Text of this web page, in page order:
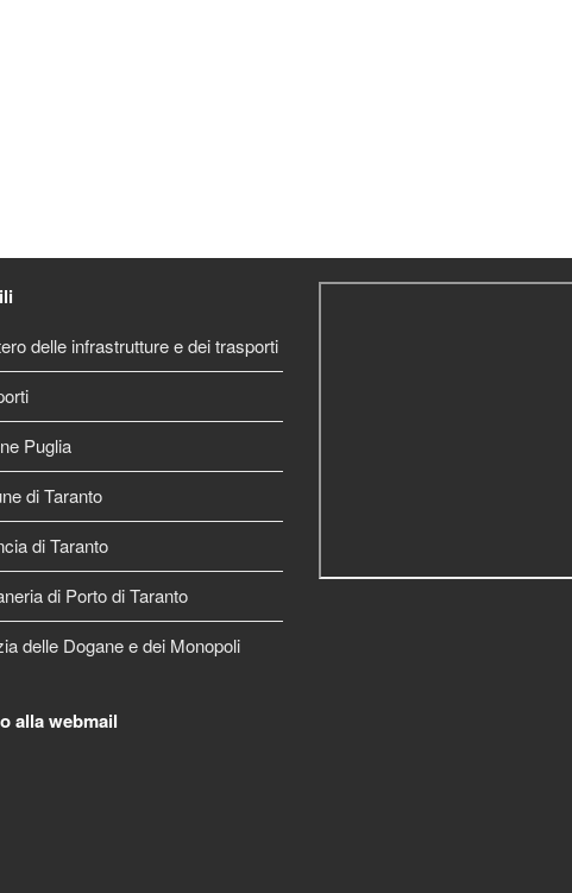
delle infrastrutture e dei trasporti
Puglia
di Taranto
di Taranto
di Porto di Taranto
delle Dogane e dei Monopoli
alla webmail